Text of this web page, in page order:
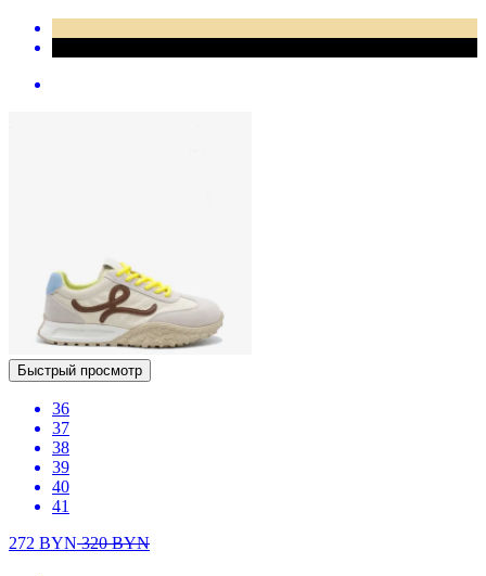
Быстрый просмотр
36
37
38
39
40
41
272 BYN320BYN